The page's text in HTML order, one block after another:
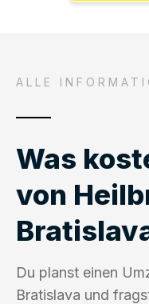
ALLE
Was
von
Du planst einen
Bratislava und